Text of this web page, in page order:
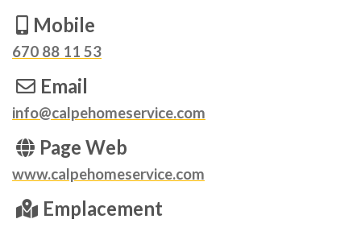
Mobile
670 88 11 53
Email
info@calpehomeservice.com
Page Web
www.calpehomeservice.com
Emplacement